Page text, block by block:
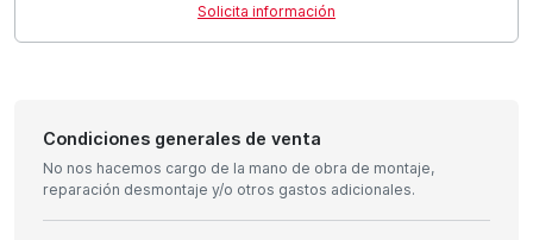
Solicita información
Condiciones generales de venta
No nos hacemos cargo de la mano de obra de montaje,
reparación desmontaje y/o otros gastos adicionales.